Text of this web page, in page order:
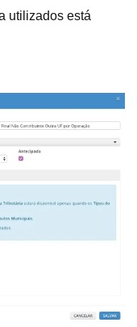
utilizados está